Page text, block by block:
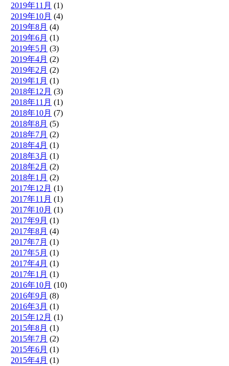
2019年11月 (1)
2019年10月 (4)
2019年8月 (4)
2019年6月 (1)
2019年5月 (3)
2019年4月 (2)
2019年2月 (2)
2019年1月 (1)
2018年12月 (3)
2018年11月 (1)
2018年10月 (7)
2018年8月 (5)
2018年7月 (2)
2018年4月 (1)
2018年3月 (1)
2018年2月 (2)
2018年1月 (2)
2017年12月 (1)
2017年11月 (1)
2017年10月 (1)
2017年9月 (1)
2017年8月 (4)
2017年7月 (1)
2017年5月 (1)
2017年4月 (1)
2017年1月 (1)
2016年10月 (10)
2016年9月 (8)
2016年3月 (1)
2015年12月 (1)
2015年8月 (1)
2015年7月 (2)
2015年6月 (1)
2015年4月 (1)